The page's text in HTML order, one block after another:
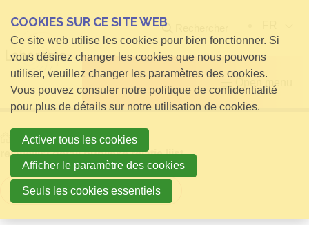
Open menu
Homeinfos pour Visiteurs
relatielijst detail publieke relatie lijst
Retour à la vue d'ensemble
COOKIES SUR CE SITE WEB
Ce site web utilise les cookies pour bien fonctionner. Si
vous désirez changer les cookies que nous pouvons
utiliser, veuillez changer les paramètres des cookies.
Vous pouvez consuler notre politique de confidentialité
pour plus de détails sur notre utilisation de cookies.
Activer tous les cookies
Afficher le paramètre des cookies
Seuls les cookies essentiels